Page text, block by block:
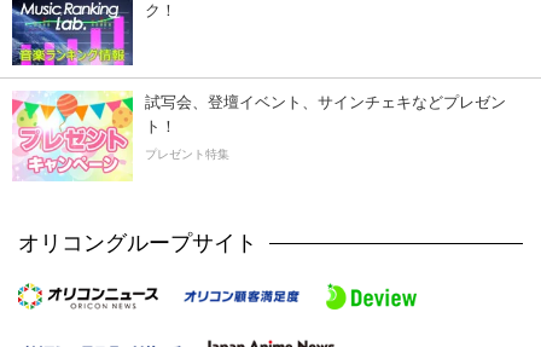
ク！
試写会、登壇イベント、サインチェキなどプレゼン
ト！
プレゼント特集
オリコングループサイト